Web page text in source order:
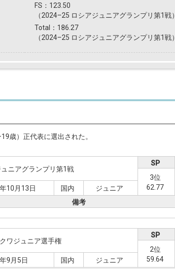
FS：123.50
（2024–25 ロシアジュニアグランプリ第1戦）
Total：186.27
（2024–25 ロシアジュニアグランプリ第1戦）
歳）正代表に選出された。
ニアグランプリ第1戦
10月13日 国内 ジュニア
SP
3位
62.77
備考
ワジュニア選手権
9月5日 国内 ジュニア
SP
2位
59.64